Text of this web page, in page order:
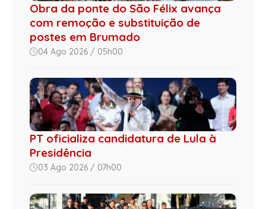
Obra da ponte do São Félix avança
com remoção e substituição de
postes em Brumado
04 Ago 2026 / 05h00
PT oficializa candidatura de Lula à
Presidência
03 Ago 2026 / 07h00